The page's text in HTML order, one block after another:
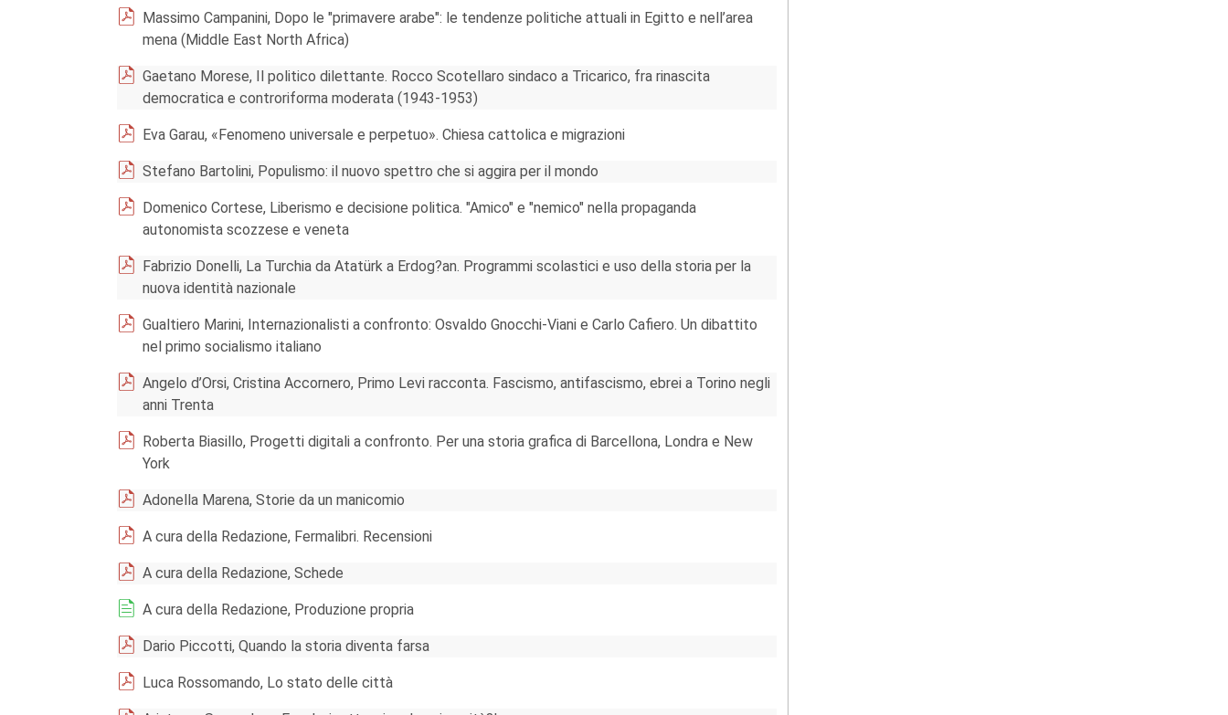
Massimo Campanini, Dopo le "primavere arabe": le tendenze politiche attuali in Egitto e nell’area
mena (Middle East North Africa)
Gaetano Morese, Il politico dilettante. Rocco Scotellaro sindaco a Tricarico, fra rinascita
democratica e controriforma moderata (1943-1953)
Eva Garau, «Fenomeno universale e perpetuo». Chiesa cattolica e migrazioni
Stefano Bartolini, Populismo: il nuovo spettro che si aggira per il mondo
Domenico Cortese, Liberismo e decisione politica. "Amico" e "nemico" nella propaganda
autonomista scozzese e veneta
Fabrizio Donelli, La Turchia da Atatürk a Erdog?an. Programmi scolastici e uso della storia per la
nuova identità nazionale
Gualtiero Marini, Internazionalisti a confronto: Osvaldo Gnocchi-Viani e Carlo Cafiero. Un dibattito
nel primo socialismo italiano
Angelo d’Orsi, Cristina Accornero, Primo Levi racconta. Fascismo, antifascismo, ebrei a Torino negli
anni Trenta
Roberta Biasillo, Progetti digitali a confronto. Per una storia grafica di Barcellona, Londra e New
York
Adonella Marena, Storie da un manicomio
A cura della Redazione, Fermalibri. Recensioni
A cura della Redazione, Schede
A cura della Redazione, Produzione propria
Dario Piccotti, Quando la storia diventa farsa
Luca Rossomando, Lo stato delle città